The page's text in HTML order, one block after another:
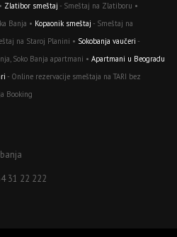
Zlatibor smeštaj - Smeštaj na Zlatiboru •
Banja • Kopaonik smeštaj - Smeštaj na
na Staroj Planini • Sokobanja vaučeri -
Soko Banja apartmani • Apartmani u Beogradu
- Online rezervacije smeštaja na TARI bez
Booking
31 22 222